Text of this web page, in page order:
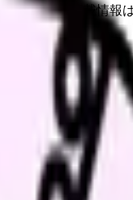
います。掲載情